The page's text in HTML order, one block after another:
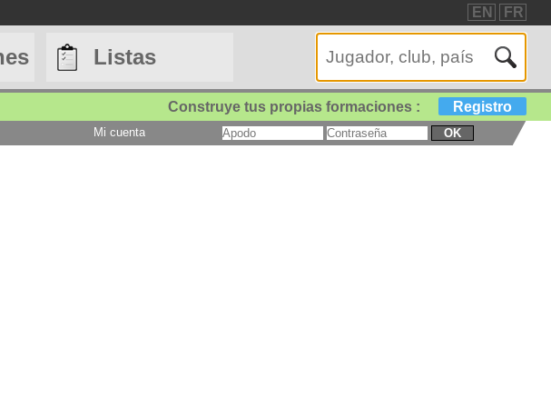
EN FR
Listas
Construye tus propias formaciones : Registro
Mi cuenta OK